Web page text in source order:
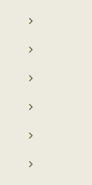
navigate_next
navigate_next
navigate_next
navigate_next
navigate_next
navigate_next